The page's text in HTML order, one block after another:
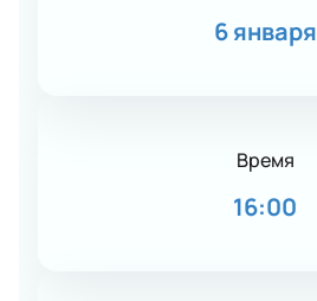
6 января
Время
16:00